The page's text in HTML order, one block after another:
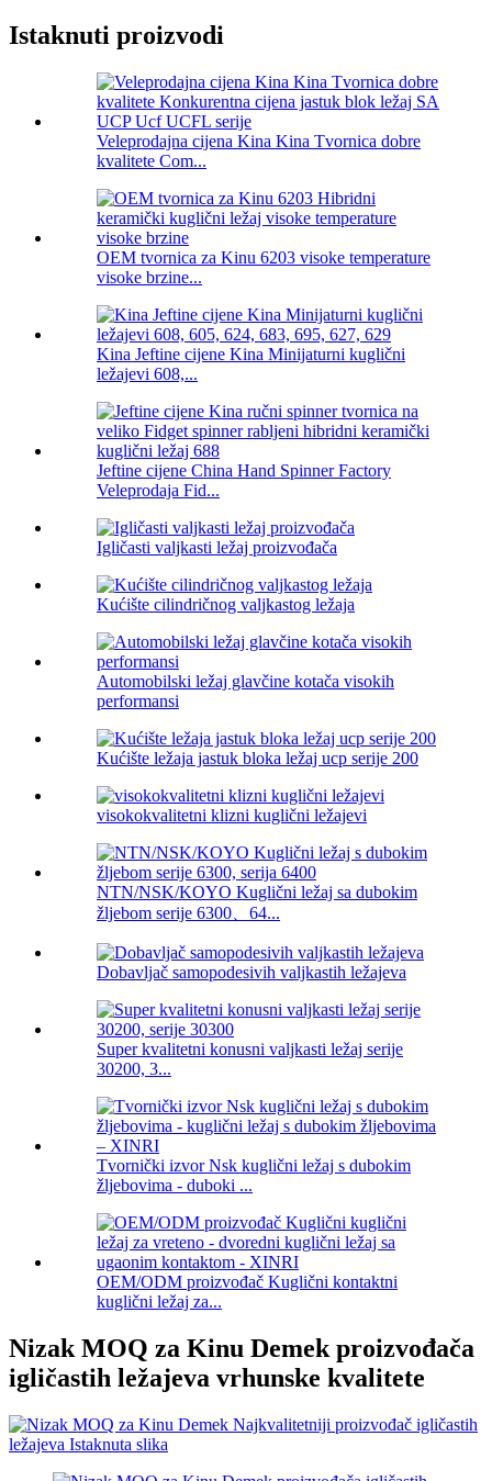
Istaknuti proizvodi
Veleprodajna cijena Kina Kina Tvornica dobre
kvalitete Com...
OEM tvornica za Kinu 6203 visoke temperature
visoke brzine...
Kina Jeftine cijene Kina Minijaturni kuglični
ležajevi 608,...
Jeftine cijene China Hand Spinner Factory
Veleprodaja Fid...
Igličasti valjkasti ležaj proizvođača
Kućište cilindričnog valjkastog ležaja
Automobilski ležaj glavčine kotača visokih
performansi
Kućište ležaja jastuk bloka ležaj ucp serije 200
visokokvalitetni klizni kuglični ležajevi
NTN/NSK/KOYO Kuglični ležaj sa dubokim
žljebom serije 6300、64...
Dobavljač samopodesivih valjkastih ležajeva
Super kvalitetni konusni valjkasti ležaj serije
30200, 3...
Tvornički izvor Nsk kuglični ležaj s dubokim
žljebovima - duboki ...
OEM/ODM proizvođač Kuglični kontaktni
kuglični ležaj za...
Nizak MOQ za Kinu Demek proizvođača
igličastih ležajeva vrhunske kvalitete